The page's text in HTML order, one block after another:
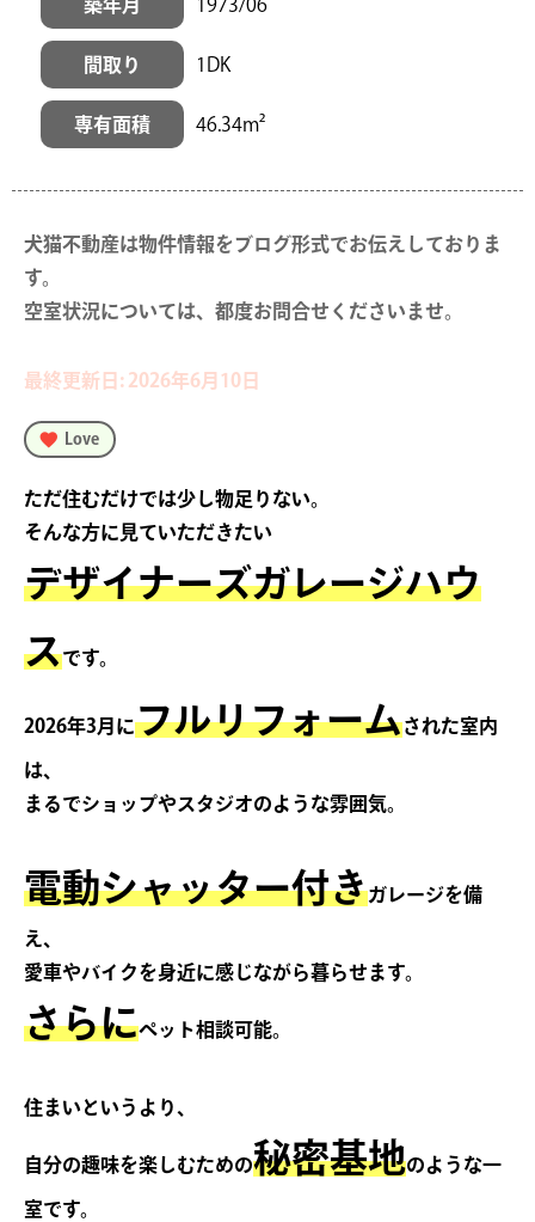
築年月 1973/06
間取り 1DK
専有面積 46.34m²
犬猫不動産は物件情報をブログ形式でお伝えしておりま
す。
空室状況については、都度お問合せくださいませ。
最終更新日: 2026年6月10日
Love
ただ住むだけでは少し物足りない。
そんな方に見ていただきたい
デザイナーズガレージハウ
スです。
2026年3月にフルリフォームされた室内
は、
まるでショップやスタジオのような雰囲気。
電動シャッター付きガレージを備
え、
愛車やバイクを身近に感じながら暮らせます。
さらにペット相談可能。
住まいというより、
自分の趣味を楽しむための秘密基地のような一
室です。